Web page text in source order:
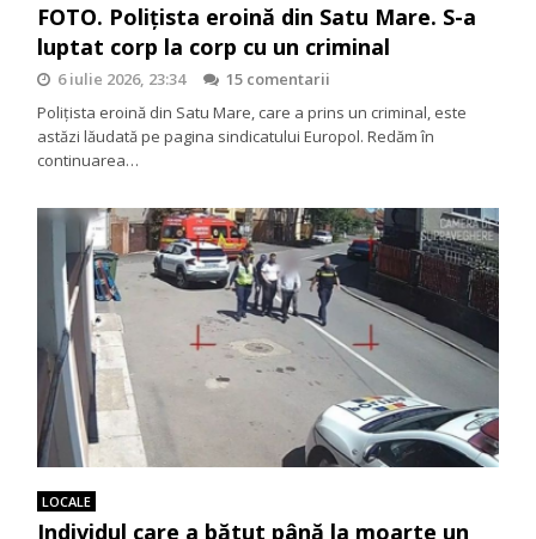
FOTO. Polițista eroină din Satu Mare. S-a
luptat corp la corp cu un criminal
6 iulie 2026, 23:34
15 comentarii
Polițista eroină din Satu Mare, care a prins un criminal, este
astăzi lăudată pe pagina sindicatului Europol. Redăm în
continuarea…
LOCALE
Individul care a bătut până la moarte un